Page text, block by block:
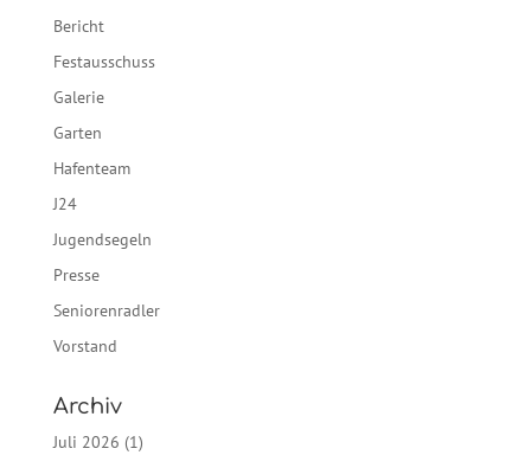
Bericht
Festausschuss
Galerie
Garten
Hafenteam
J24
Jugendsegeln
Presse
Seniorenradler
Vorstand
Archiv
Juli 2026 (1)